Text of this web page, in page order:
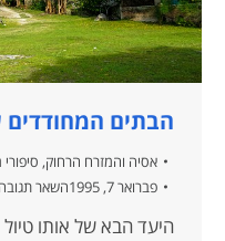
הבתים
אסיה והמזרח הרחוק,
פברואר 7, 1995
השאר תגובה
היעד הבא של אותו